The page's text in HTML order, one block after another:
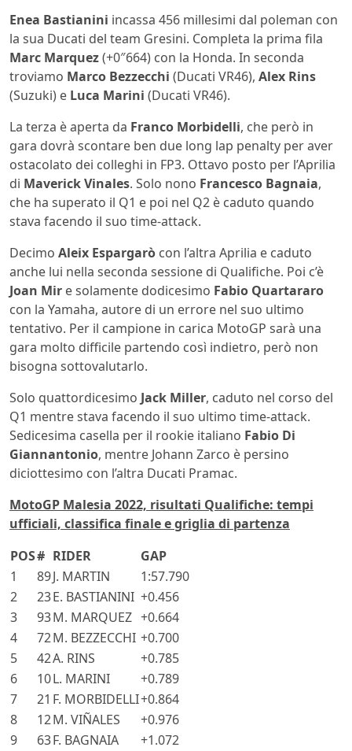
Enea Bastianini incassa 456 millesimi dal poleman con
la sua Ducati del team Gresini. Completa la prima fila
Marc Marquez(+0″664) con la Honda. In seconda
troviamo Marco Bezzecchi (Ducati VR46), Alex Rins
(Suzuki) e Luca Marini (Ducati VR46).
La terza è aperta da Franco Morbidelli, che però in
gara dovrà scontare ben due long lap penalty per aver
ostacolato dei colleghi in FP3. Ottavo posto per l’Aprilia
di Maverick Vinales. Solo nono Francesco Bagnaia,
che ha superato il Q1 e poi nel Q2 è caduto quando
stava facendo il suo time-attack.
Decimo Aleix Espargarò con l’altra Aprilia e caduto
anche lui nella seconda sessione di Qualifiche. Poi c’è
Joan Mir e solamente dodicesimo Fabio Quartararo
con la Yamaha, autore di un errore nel suo ultimo
tentativo. Per il campione in carica MotoGP sarà una
gara molto difficile partendo così indietro, però non
bisogna sottovalutarlo.
Solo quattordicesimo Jack Miller, caduto nel corso del
Q1 mentre stava facendo il suo ultimo time-attack.
Sedicesima casella per il rookie italiano Fabio Di
Giannantonio, mentre Johann Zarco è persino
diciottesimo con l’altra Ducati Pramac.
MotoGP Malesia 2022, risultati Qualifiche: tempi
ufficiali, classifica finale e griglia di partenza
POS# RIDER
GAP
1
89J. MARTIN
1:57.790
2
23E. BASTIANINI +0.456
3
93M. MARQUEZ +0.664
4
72M. BEZZECCHI +0.700
5
42A. RINS
+0.785
6
10L. MARINI
+0.789
7
21 F. MORBIDELLI+0.864
8
12M. VIÑALES
+0.976
9
63F. BAGNAIA
+1.072